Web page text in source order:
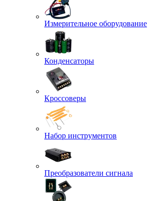
Измерительное оборудование
Конденсаторы
Кроссоверы
Набор инструментов
Преобразователи сигнала